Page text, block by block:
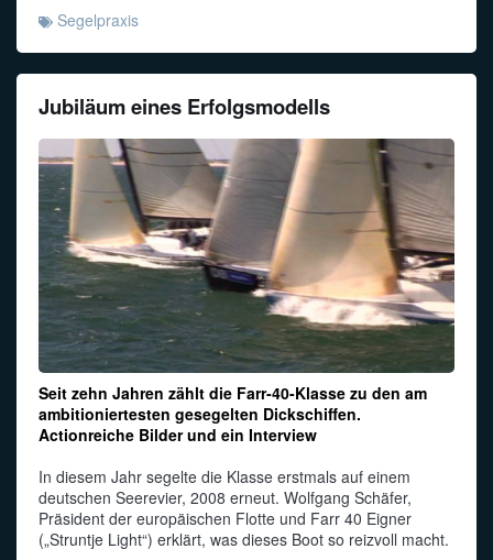
Segelpraxis
Jubiläum eines Erfolgsmodells
Seit zehn Jahren zählt die Farr-40-Klasse zu den am
ambitioniertesten gesegelten Dickschiffen.
Actionreiche Bilder und ein Interview
In diesem Jahr segelte die Klasse erstmals auf einem
deutschen Seerevier, 2008 erneut. Wolfgang Schäfer,
Präsident der europäischen Flotte und Farr 40 Eigner
(„Struntje Light“) erklärt, was dieses Boot so reizvoll macht.